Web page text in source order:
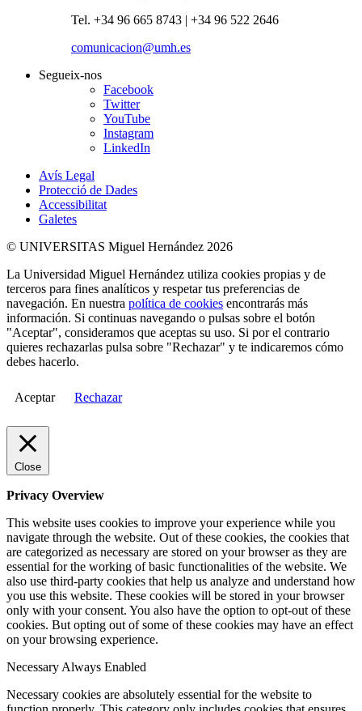
Tel. +34 96 665 8743 | +34 96 522 2646
comunicacion@umh.es
Segueix-nos
Facebook
Twitter
YouTube
Instagram
LinkedIn
Avís Legal
Protecció de Dades
Accessibilitat
Galetes
© UNIVERSITAS Miguel Hernández 2026
La Universidad Miguel Hernández utiliza cookies propias y de
terceros para fines analíticos y respetar tus preferencias de
navegación. En nuestra política de cookies encontrarás más
información. Si continuas navegando o pulsas sobre el botón
"Aceptar", consideramos que aceptas su uso. Si por el contrario
quieres rechazarlas pulsa sobre "Rechazar" y te indicaremos cómo
debes hacerlo.
Aceptar Rechazar
Close
Privacy Overview
This website uses cookies to improve your experience while you
navigate through the website. Out of these cookies, the cookies that
are categorized as necessary are stored on your browser as they are
essential for the working of basic functionalities of the website. We
also use third-party cookies that help us analyze and understand how
you use this website. These cookies will be stored in your browser
only with your consent. You also have the option to opt-out of these
cookies. But opting out of some of these cookies may have an effect
on your browsing experience.
Necessary Always Enabled
Necessary cookies are absolutely essential for the website to